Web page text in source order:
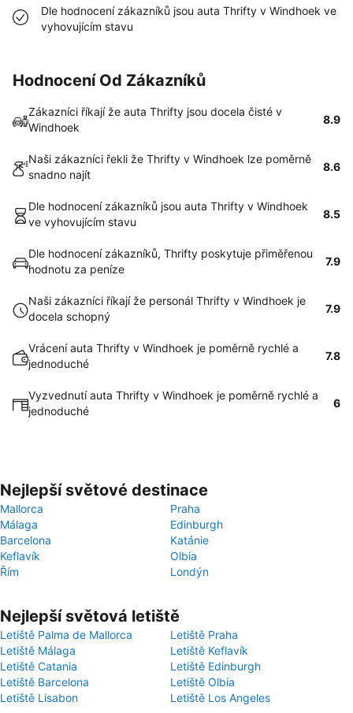
Dle hodnocení zákazníků jsou auta Thrifty v Windhoek ve
vyhovujícím stavu
Hodnocení Od Zákazníků
Zákazníci říkají že auta Thrifty jsou docela čisté v
Windhoek
8.9
Naši zákazníci řekli že Thrifty v Windhoek lze poměrně
snadno najít
8.6
Dle hodnocení zákazníků jsou auta Thrifty v Windhoek
ve vyhovujícím stavu
8.5
Dle hodnocení zákazníků, Thrifty poskytuje přiměřenou
hodnotu za peníze
7.9
Naši zákazníci říkají že personál Thrifty v Windhoek je
docela schopný
7.9
Vrácení auta Thrifty v Windhoek je poměrně rychlé a
jednoduché
7.8
Vyzvednutí auta Thrifty v Windhoek je poměrně rychlé a
jednoduché
6
Nejlepší světové destinace
Mallorca
Praha
Málaga
Edinburgh
Barcelona
Katánie
Keflavík
Olbia
Řím
Londýn
Nejlepší světová letiště
Letiště Palma de Mallorca
Letiště Praha
Letiště Málaga
Letiště Keflavík
Letiště Catania
Letiště Edinburgh
Letiště Barcelona
Letiště Olbia
Letiště Lisabon
Letiště Los Angeles